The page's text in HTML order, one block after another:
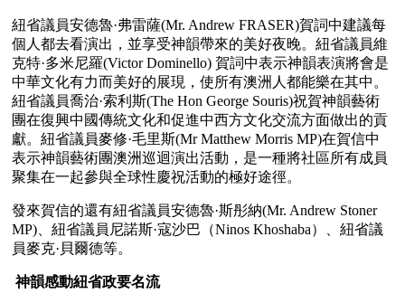
紐省議員安德魯·弗雷薩(Mr. Andrew FRASER)賀詞中建議每
個人都去看演出，並享受神韻帶來的美好夜晚。紐省議員維
克特·多米尼羅(Victor Dominello) 賀詞中表示神韻表演將會是
中華文化有力而美好的展現，使所有澳洲人都能樂在其中。
紐省議員喬治·索利斯(The Hon George Souris)祝賀神韻藝術
團在復興中國傳統文化和促進中西方文化交流方面做出的貢
獻。紐省議員麥修·毛里斯(Mr Matthew Morris MP)在賀信中
表示神韻藝術團澳洲巡迴演出活動，是一種將社區所有成員
聚集在一起參與全球性慶祝活動的極好途徑。
發來賀信的還有紐省議員安德魯·斯彤納(Mr. Andrew Stoner
MP)、紐省議員尼諾斯·寇沙巴（Ninos Khoshaba）、紐省議
員麥克·貝爾德等。
神韻感動紐省政要名流